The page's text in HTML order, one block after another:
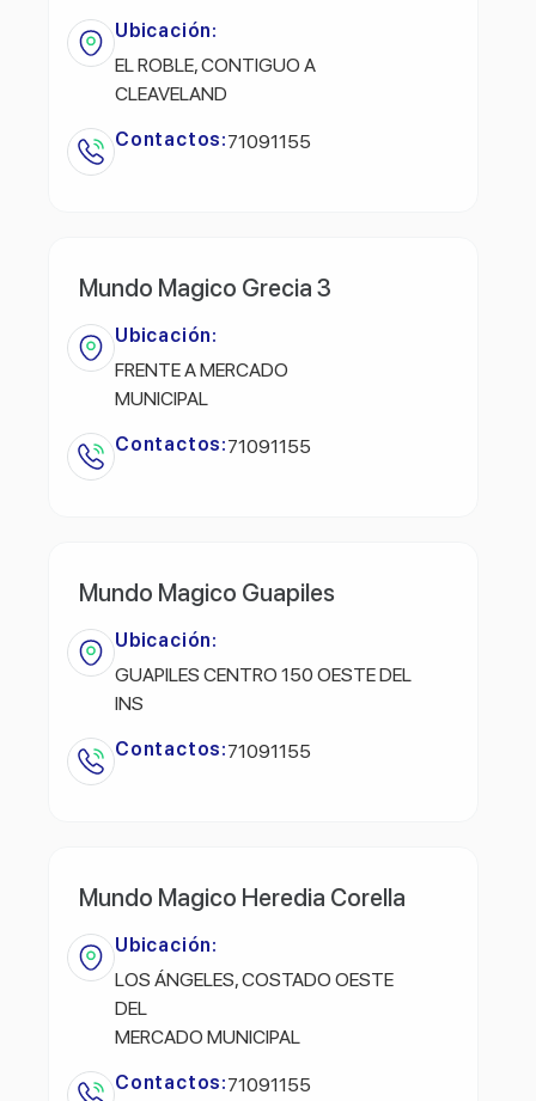
Ubicación:
EL ROBLE, CONTIGUO A
CLEAVELAND
Contactos:71091155
Mundo Magico Grecia 3
Ubicación:
FRENTE A MERCADO
MUNICIPAL
Contactos:71091155
Mundo Magico Guapiles
Ubicación:
GUAPILES CENTRO 150 OESTE DEL
INS
Contactos:71091155
Mundo Magico Heredia Corella
Ubicación:
LOS ÁNGELES, COSTADO OESTE
DEL
MERCADO MUNICIPAL
Contactos:71091155